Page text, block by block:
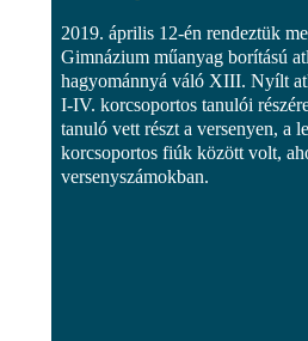
2019. április 12-én rendeztük
Gimnázium műanyag borítású
hagyománnyá váló XIII. Nyílt
I-IV. korcsoportos tanulói
tanuló vett részt a versenyen, a
korcsoportos fiúk között volt,
versenyszámokban.